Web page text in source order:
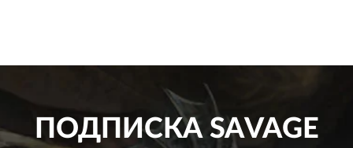
ПОДПИСКАSAVAGE